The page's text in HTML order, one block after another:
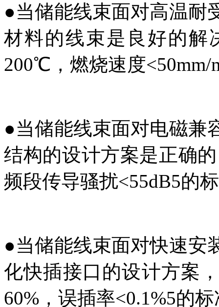
●当储能线束面对高温耐
材料的线束是良好的解
200℃，燃烧速度<50mm/
●当储能线束面对电磁兼
结构的设计方案是正确
频段传导骚扰<55dB5的
●当储能线束面对快速安
化快插接口的设计方案
60%，误插率<0.1%5的